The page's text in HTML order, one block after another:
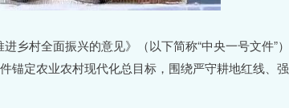
村全面振兴的意见》（以下简称“中央一号文件”）
锚定农业农村现代化总目标，围绕严守耕地红线、强